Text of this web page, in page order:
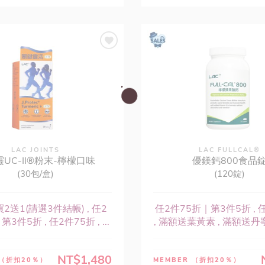
LAC JOINTS
UC-II®粉末-檸檬口味
(30包/盒)
2送1(請選3件結帳) , 任2
3件5折 , 任2件75折 , ...
折扣20％） NT$1,480
LAC FULLCAL®
優鎂鈣800食品
(120錠)
任2件75折｜第3件5折 ,
, 滿額送葉黃素 , 滿額送丹
MEMBER （折扣20％）